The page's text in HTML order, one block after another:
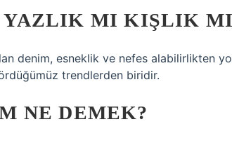
YAZLIK MI KIŞLIK
denim, esneklik ve nefes alabilirlikten
trendlerden biridir.
NE DEMEK?